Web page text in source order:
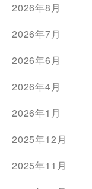
2026年8月
2026年7月
2026年6月
2026年4月
2026年1月
2025年12月
2025年11月